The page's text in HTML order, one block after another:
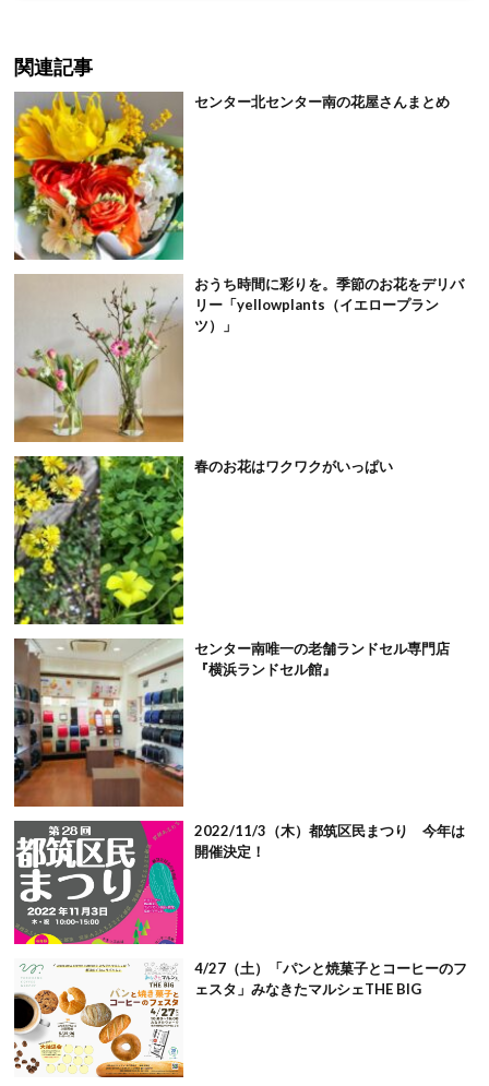
関連記事
センター北センター南の花屋さんまとめ
おうち時間に彩りを。季節のお花をデリバ
リー「yellowplants（イエロープラン
ツ）」
春のお花はワクワクがいっぱい
センター南唯一の老舗ランドセル専門店
『横浜ランドセル館』
2022/11/3（木）都筑区民まつり 今年は
開催決定！
4/27（土）「パンと焼菓子とコーヒーのフ
ェスタ」みなきたマルシェTHE BIG